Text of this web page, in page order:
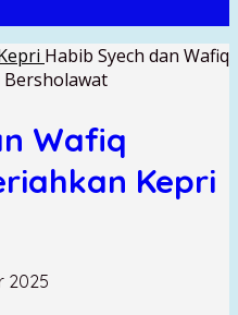
Habib Syech dan Wafiq
Bersholawat
Wafiq
Kepri
2025